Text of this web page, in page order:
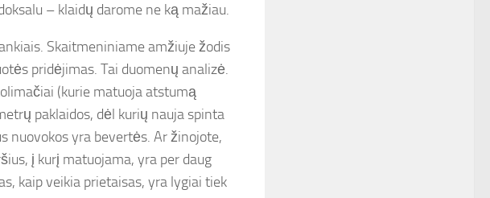
– klaidų darome ne ką mažiau.
Skaitmeniniame amžiuje žodis
pridėjimas. Tai duomenų analizė.
(kurie matuoja atstumą
paklaidos, dėl kurių nauja spinta
nuovokos yra bevertės. Ar žinojote,
į kurį matuojama, yra per daug
kaip veikia prietaisas, yra lygiai tiek